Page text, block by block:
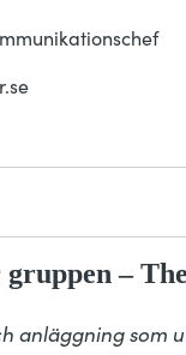
–
anläggning